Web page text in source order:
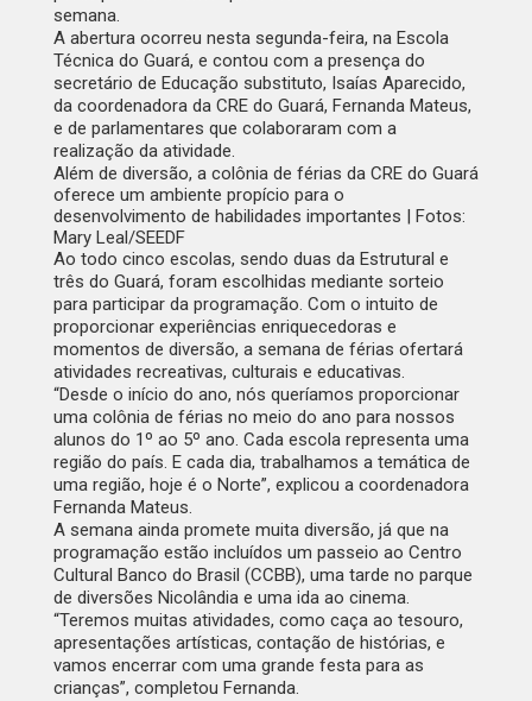
semana.
A abertura ocorreu nesta segunda-feira, na Escola
Técnica do Guará, e contou com a presença do
secretário de Educação substituto, Isaías Aparecido,
da coordenadora da CRE do Guará, Fernanda Mateus,
e de parlamentares que colaboraram com a
realização da atividade.
Além de diversão, a colônia de férias da CRE do Guará
oferece um ambiente propício para o
desenvolvimento de habilidades importantes | Fotos:
Mary Leal/SEEDF
Ao todo cinco escolas, sendo duas da Estrutural e
três do Guará, foram escolhidas mediante sorteio
para participar da programação. Com o intuito de
proporcionar experiências enriquecedoras e
momentos de diversão, a semana de férias ofertará
atividades recreativas, culturais e educativas.
“Desde o início do ano, nós queríamos proporcionar
uma colônia de férias no meio do ano para nossos
alunos do 1º ao 5º ano. Cada escola representa uma
região do país. E cada dia, trabalhamos a temática de
uma região, hoje é o Norte”, explicou a coordenadora
Fernanda Mateus.
A semana ainda promete muita diversão, já que na
programação estão incluídos um passeio ao Centro
Cultural Banco do Brasil (CCBB), uma tarde no parque
de diversões Nicolândia e uma ida ao cinema.
“Teremos muitas atividades, como caça ao tesouro,
apresentações artísticas, contação de histórias, e
vamos encerrar com uma grande festa para as
crianças”, completou Fernanda.